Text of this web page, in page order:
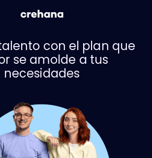
con el plan que
se amolde a tus
necesidades